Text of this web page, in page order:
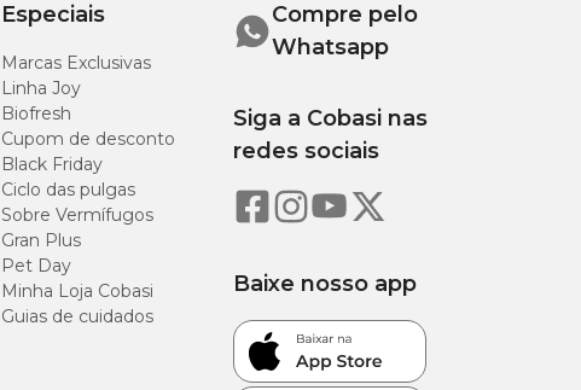
Especiais
Marcas Exclusivas
Linha Joy
Biofresh
Cupom de desconto
Black Friday
Ciclo das pulgas
Sobre Vermífugos
Gran Plus
Pet Day
Minha Loja Cobasi
Guias de cuidados
Compre pelo
Whatsapp
Siga a Cobasi nas
redes sociais
Baixe nosso app